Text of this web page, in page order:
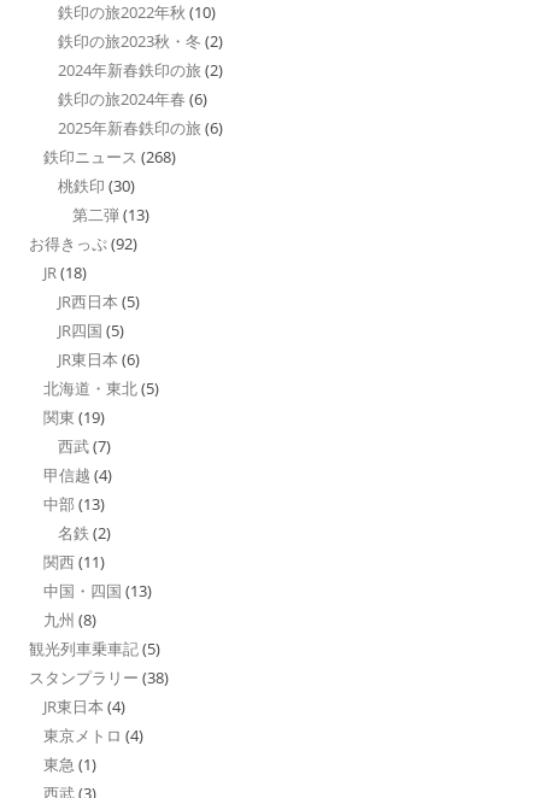
鉄印の旅2022年秋 (10)
鉄印の旅2023秋・冬 (2)
2024年新春鉄印の旅 (2)
鉄印の旅2024年春 (6)
2025年新春鉄印の旅 (6)
鉄印ニュース (268)
桃鉄印 (30)
第二弾(13)
お得きっぷ(92)
JR(18)
JR西日本 (5)
JR四国 (5)
JR東日本 (6)
北海道・東北(5)
関東 (19)
西武(7)
甲信越 (4)
中部 (13)
名鉄 (2)
関西(11)
中国・四国 (13)
九州 (8)
観光列車乗車記(5)
スタンプラリー (38)
JR東日本 (4)
東京メトロ (4)
東急 (1)
西武(3)